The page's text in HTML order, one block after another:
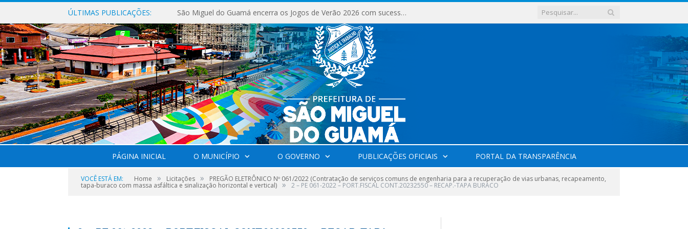
ÚLTIMAS PUBLICAÇÕES: São Miguel do Guamá encerra os Jogos de Verão 2026 com sucesso de público e competições.
PÁGINA INICIAL O MUNICÍPIO O GOVERNO PUBLICAÇÕES OFICIAIS PORTAL DA TRANSPARÊNCIA
VOCÊ ESTÁ EM: Home » Licitações » PREGÃO ELETRÔNICO Nº 061/2022 (Contratação de serviços comuns de engenharia para a recuperação de vias urbanas, recapeamento,
tapa-buraco com massa asfáltica e sinalização horizontal e vertical) » 2 – PE 061-2022 – PORT.FISCAL CONT.20232550 – RECAP.-TAPA BURACO